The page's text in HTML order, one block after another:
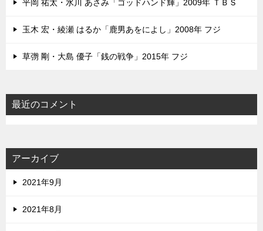
平岡 祐太・水川 あさみ「ゴッドハンド輝」2009年 ＴＢＳ
玉木 宏・綾瀬 はるか「鹿男あをによし」2008年 フジ
草彅 剛・大島 優子「銭の戦争」2015年 フジ
最近のコメント
アーカイブ
2021年9月
2021年8月